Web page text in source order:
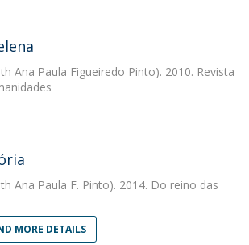
Ana Paula Figueiredo Pinto). 2010. Revista
Ana Paula F. Pinto). 2014. Do reino das
MORE DETAILS